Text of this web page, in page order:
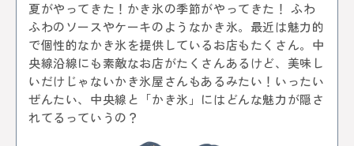
中央線ビールフェスティバル
吉祥寺 本
古本
絵本
コーヒー カフェ ヴィンテージ
骨董市
木工チャレンジ
ビール
グルメ
ビールフェスティバル
クラフトビール
カーブーツ
中央線コーヒーフェスティバル
レトロ
通信
はじまるしぇ
パン デザート ケーキ
ジャズ
音楽
阿佐谷 カレーなる戦い
カレー
夏がやってきた！かき氷の季節がやってきた！ ふわ
ふわのソースやケーキのようなかき氷。最近は魅力的
で個性的なかき氷を提供しているお店もたくさん。中
央線沿線にも素敵なお店がたくさんあるけど、美味し
いだけじゃないかき氷屋さんもあるみたい！いったい
ぜんたい、中央線と「かき氷」にはどんな魅力が隠さ
れてるっていうの？